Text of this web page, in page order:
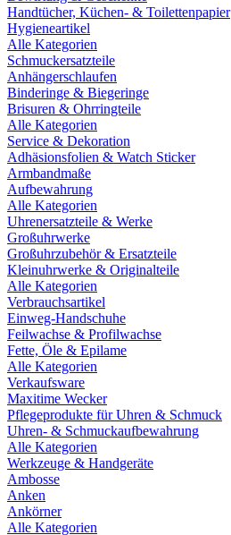
Handtücher, Küchen- & Toilettenpapier
Hygieneartikel
Alle Kategorien
Schmuckersatzteile
Anhängerschlaufen
Binderinge & Biegeringe
Brisuren & Ohrringteile
Alle Kategorien
Service & Dekoration
Adhäsionsfolien & Watch Sticker
Armbandmaße
Aufbewahrung
Alle Kategorien
Uhrenersatzteile & Werke
Großuhrwerke
Großuhrzubehör & Ersatzteile
Kleinuhrwerke & Originalteile
Alle Kategorien
Verbrauchsartikel
Einweg-Handschuhe
Feilwachse & Profilwachse
Fette, Öle & Epilame
Alle Kategorien
Verkaufsware
Maxitime Wecker
Pflegeprodukte für Uhren & Schmuck
Uhren- & Schmuckaufbewahrung
Alle Kategorien
Werkzeuge & Handgeräte
Ambosse
Anken
Ankörner
Alle Kategorien